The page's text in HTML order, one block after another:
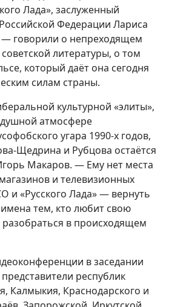
Лада», заслуженный
Федерации Лариса
— говорили о непреходящем
литературы, о том
который даёт она сегодня
силам страны.
культурной «элиты»,
атмосфере
угара 1990-х годов,
Щедрина и Рубцова остаётся
Макаров. — Ему нет места
и телевизионных
и «Русского Лада» — вернуть
тем, кто любит свою
в происходящем
в заседании
республик
Калмыкия, Краснодарского и